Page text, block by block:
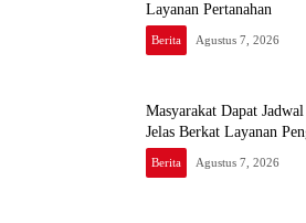
Layanan Pertanahan
Berita Agustus 7, 2026
Masyarakat Dapat
Jelas Berkat Layanan
Berita Agustus 7, 2026